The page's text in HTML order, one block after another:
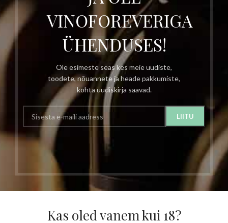
VINOFOREVERIGA
ÜHENDUSES!
Ole esimeste seas kes meie uudiste,
toodete, nõuannete ja heade pakkumiste,
kohta uudiskirja saavad.
Kas oled vanem kui 18?